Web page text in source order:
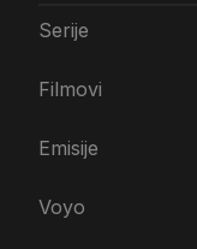
Serije
Filmovi
Emisije
Voyo